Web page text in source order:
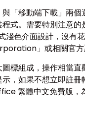
「移動端下載」兩
式。需要特別注意
淺色介面設計，沒
」或相關官方
標組成，操作相當
，如果不想立即註
繁體中文免費版，